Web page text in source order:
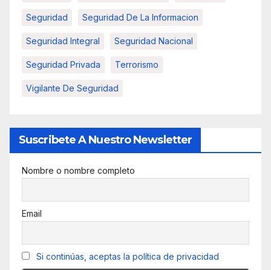
Seguridad Seguridad De La Informacion
Seguridad Integral Seguridad Nacional
Seguridad Privada Terrorismo
Vigilante De Seguridad
Suscribete A Nuestro Newsletter
Nombre o nombre completo
Email
Si continúas, aceptas la política de privacidad